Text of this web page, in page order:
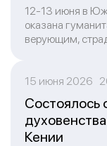
12-13 июня в
оказана
верующим,
15 июня 2026
Состоялось
Кении